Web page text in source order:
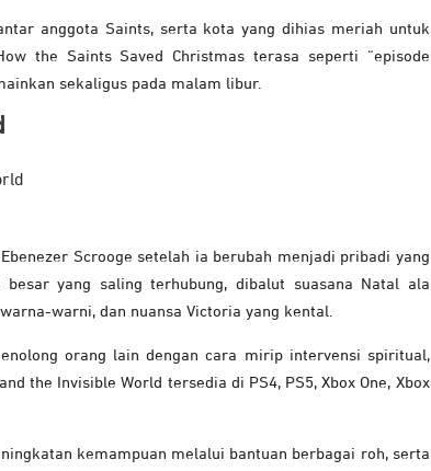
anggota Saints, serta kota yang dihias meriah untuk
the Saints Saved Christmas terasa seperti “episode
sekaligus pada malam libur.
Scrooge setelah ia berubah menjadi pribadi yang
yang saling terhubung, dibalut suasana Natal ala
warni, dan nuansa Victoria yang kental.
orang lain dengan cara mirip intervensi spiritual,
the Invisible World tersedia di PS4, PS5, Xbox One, Xbox
kemampuan melalui bantuan berbagai roh, serta